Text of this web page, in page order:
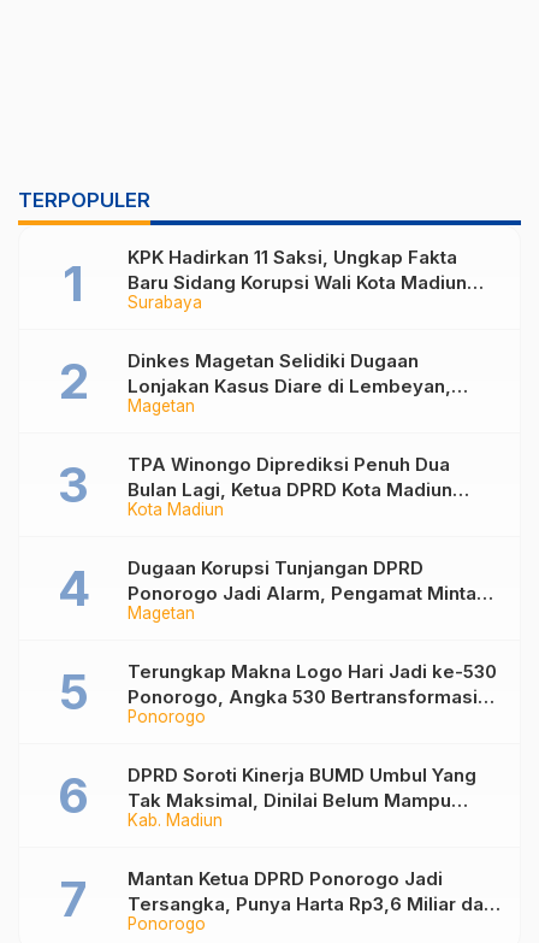
TERPOPULER
Surabaya
KPK Hadirkan 11 Saksi, Ungkap Fakta
Baru Sidang Korupsi Wali Kota Madiun
Nonaktif Maidi
Magetan
Dinkes Magetan Selidiki Dugaan
Lonjakan Kasus Diare di Lembeyan,
Lakukan Penyelidikan Epidemiologi
Kota Madiun
TPA Winongo Diprediksi Penuh Dua
Bulan Lagi, Ketua DPRD Kota Madiun
Desak Pemkot Percepat Penanganan
Magetan
Dugaan Korupsi Tunjangan DPRD
Ponorogo Jadi Alarm, Pengamat Minta
Magetan Perkuat Tata Kelola
Ponorogo
Terungkap Makna Logo Hari Jadi ke-530
Ponorogo, Angka 530 Bertransformasi
Jadi Sekar Kinanthi
Kab. Madiun
DPRD Soroti Kinerja BUMD Umbul Yang
Tak Maksimal, Dinilai Belum Mampu
Hasilkan PAD
Ponorogo
Mantan Ketua DPRD Ponorogo Jadi
Tersangka, Punya Harta Rp3,6 Miliar dan
Utang Rp1,4 Miliar